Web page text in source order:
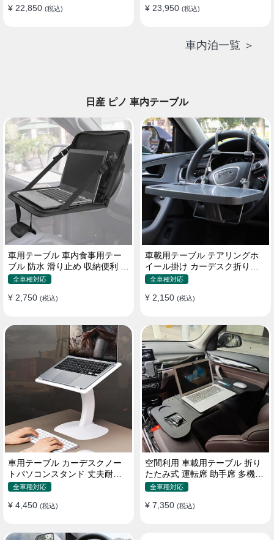
¥ 22,850 (税込)
¥ 23,950 (税込)
車内泊一覧 ＞
日産 ピノ 車内テーブル
車用テーブル 車内食事用テー
ブル 防水 滑り止め 収納便利 多
機能ラップトップバッグ
全車種対応
¥ 2,750 (税込)
車載用テーブル テアリングホ
イール掛け カーデスク折りた
たみ式 パソコン 食事 物置
全車種対応
¥ 2,150 (税込)
車用テーブル カーデスクノー
トパソコンスタンド 丈夫耐用
調整可能 車内車外 多機能用
全車種対応
¥ 4,450 (税込)
空間利用 車載用テーブル 折り
たたみ式 運転席 助手席 多機能
パソコン 食事 書き込み
全車種対応
¥ 7,350 (税込)